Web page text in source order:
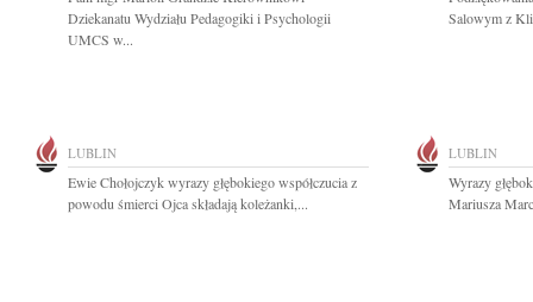
Dziekanatu Wydziału Pedagogiki i Psychologii
UMCS w...
Salowym z
LUBLIN
Ewie Chołojczyk wyrazy głębokiego współczucia z
powodu śmierci Ojca składają koleżanki,...
LUBLIN
Wyrazy
Mariusza